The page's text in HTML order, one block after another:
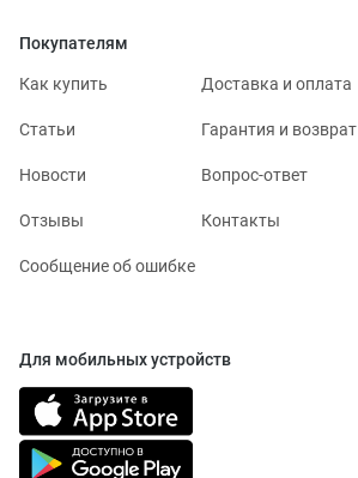
Покупателям
Как купить Доставка и оплата
Статьи Гарантия и возврат
Новости Вопрос-ответ
Отзывы Контакты
Сообщение об ошибке
Для мобильных устройств